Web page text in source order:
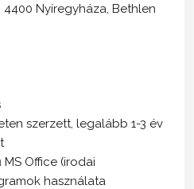
: 4400 Nyíregyháza, Bethlen
szerzett, legalább 1-3 év
Office (irodai
használata